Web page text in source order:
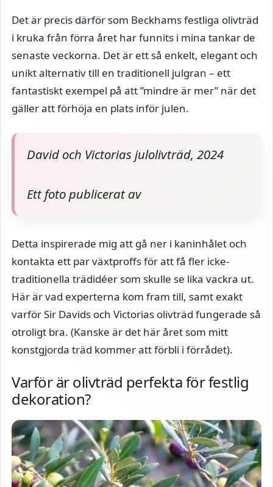
Det är precis därför som Beckhams festliga olivträd
i kruka från förra året har funnits i mina tankar de
senaste veckorna. Det är ett så enkelt, elegant och
unikt alternativ till en traditionell julgran – ett
fantastiskt exempel på att ”mindre är mer” när det
gäller att förhöja en plats inför julen.
David och Victorias julolivträd, 2024
Ett foto publicerat av
Detta inspirerade mig att gå ner i kaninhålet och
kontakta ett par växtproffs för att få fler icke-
traditionella trädidéer som skulle se lika vackra ut.
Här är vad experterna kom fram till, samt exakt
varför Sir Davids och Victorias olivträd fungerade så
otroligt bra. (Kanske är det här året som mitt
konstgjorda träd kommer att förbli i förrådet).
Varför är olivträd perfekta för festlig
dekoration?